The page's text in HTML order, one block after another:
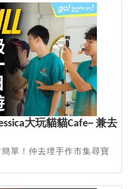
大玩貓貓Cafe~ 兼去
簡單！仲去埋手作市集尋寶